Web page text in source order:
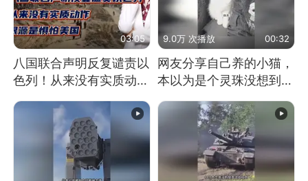
03:05
八国联合声明反复谴责以
色列！从来没有实质动
9.0万 次播放 00:32
网友分享自己养的小猫，
本以为是个灵珠没想到是